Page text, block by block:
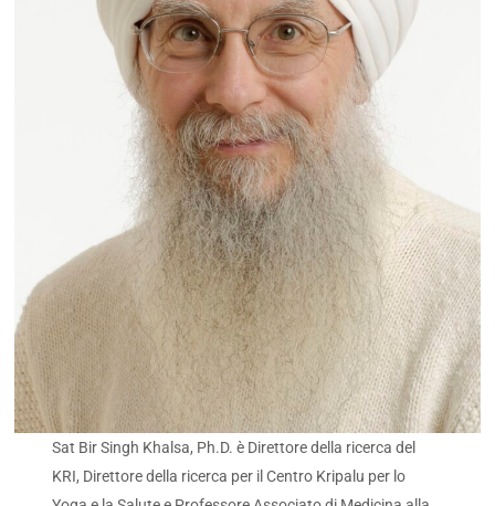
Sat Bir Singh Khalsa, Ph.D. è Direttore della ricerca del
KRI, Direttore della ricerca per il Centro Kripalu per lo